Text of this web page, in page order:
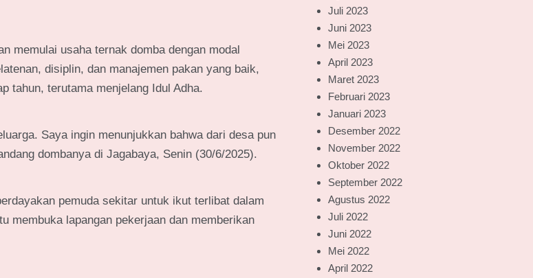
memulai usaha ternak domba dengan modal
disiplin, dan manajemen pakan yang baik,
tahun, terutama menjelang Idul Adha.
Saya ingin menunjukkan bahwa dari desa pun
dombanya di Jagabaya, Senin (30/6/2025).
pemuda sekitar untuk ikut terlibat dalam
membuka lapangan pekerjaan dan memberikan
Juli 2023
Juni 2023
Mei 2023
April 2023
Maret 2023
Februari 2023
Januari 2023
Desember 2022
November 2022
Oktober 2022
September 2022
Agustus 2022
Juli 2022
Juni 2022
Mei 2022
April 2022